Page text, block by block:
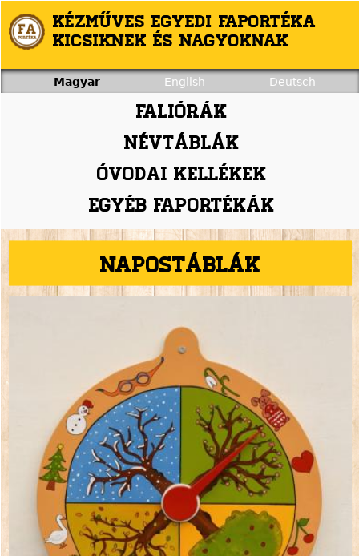
Kézműves egyedi faportéka
kicsiknek és nagyoknak
Magyar English Deutsch
Faliórák
Névtáblák
Óvodai kellékek
Egyéb faportékák
Napostáblák